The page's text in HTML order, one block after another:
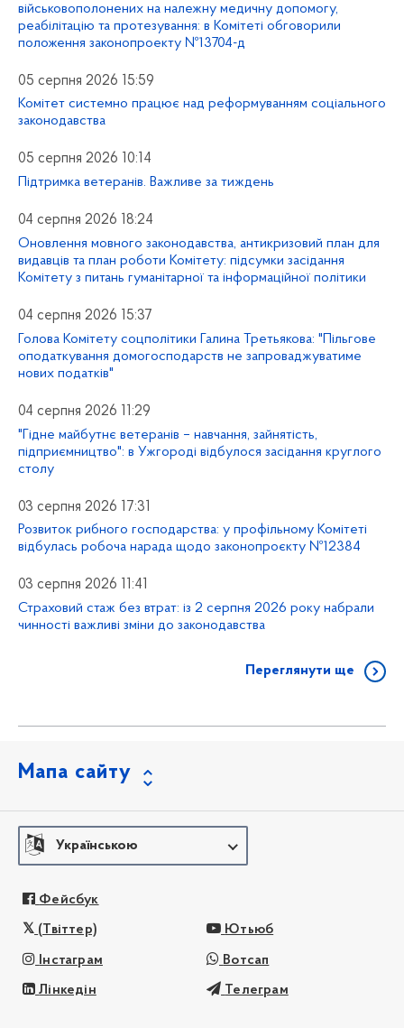
військовополонених на належну медичну допомогу,
реабілітацію та протезування: в Комітеті обговорили
положення законопроекту №13704-д
05 серпня 2026 15:59
Комітет системно працює над реформуванням соціального
законодавства
05 серпня 2026 10:14
Підтримка ветеранів. Важливе за тиждень
04 серпня 2026 18:24
Оновлення мовного законодавства, антикризовий план для
видавців та план роботи Комітету: підсумки засідання
Комітету з питань гуманітарної та інформаційної політики
04 серпня 2026 15:37
Голова Комітету соцполітики Галина Третьякова: "Пільгове
оподаткування домогосподарств не запроваджуватиме
нових податків"
04 серпня 2026 11:29
"Гідне майбутнє ветеранів – навчання, зайнятість,
підприємництво": в Ужгороді відбулося засідання круглого
столу
03 серпня 2026 17:31
Розвиток рибного господарства: у профільному Комітеті
відбулась робоча нарада щодо законопроєкту №12384
03 серпня 2026 11:41
Страховий стаж без втрат: із 2 серпня 2026 року набрали
чинності важливі зміни до законодавства
Переглянути ще
Мапа сайту
Українською
Фейсбук
(Твіттер) Ютьюб
Інстаграм Вотсап
Лінкедін Телеграм